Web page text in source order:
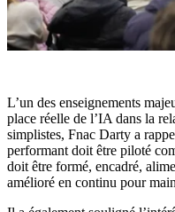
L’un des enseignements
place réelle de l’IA dans la
simplistes, Fnac Darty a
performant doit être piloté
doit être formé, encadré,
amélioré en continu pour